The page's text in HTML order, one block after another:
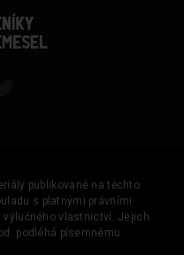
publikované na těchto
s platnými právními
výlučného vlastnictví. Jejich
podléhá písemnému